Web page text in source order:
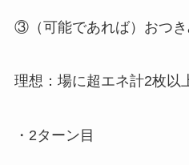
③（可能であれば）おつき
理想：場に超エネ計2枚以
・2ターン目